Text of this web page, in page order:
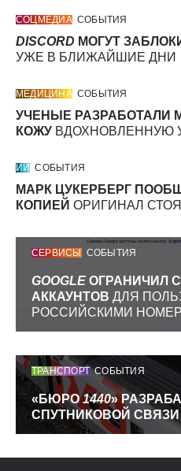
СОЦМЕДИА СОБЫТИЯ
DISCORD МОГУТ
УЖЕ В БЛИЖАЙШИЕ ДНИ
МЕДИЦИНА СОБЫТИЯ
УЧЕНЫЕ РАЗРАБОТАЛИ
КОЖУ ВДОХНОВЛЕННУЮ
ИИ СОБЫТИЯ
МАРК ЦУКЕРБЕРГ
КОПИЕЙ ОРИГИНАЛ
СЕРВИСЫ СОБЫТИЯ
GOOGLE ОГРАНИЧИЛ
АККАУНТОВ ДЛЯ
РОССИЙСКИМИ
ТРАНСПОРТ СОБЫТИЯ
«БЮРО1440»
СПУТНИКОВОЙ СВЯЗИ